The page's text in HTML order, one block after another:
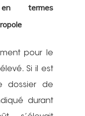
termes
pour le
Si il est
dossier de
durant